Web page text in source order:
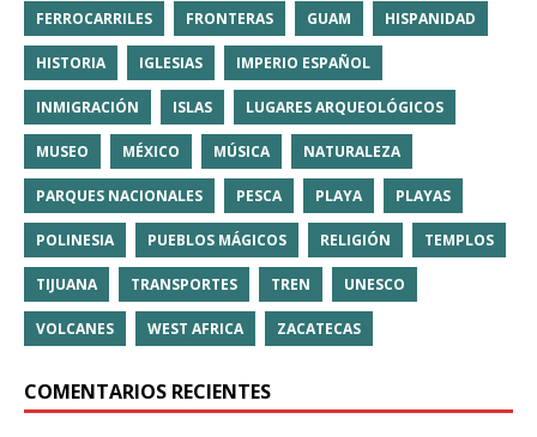
FERROCARRILES FRONTERAS GUAM HISPANIDAD
HISTORIA IGLESIAS IMPERIO ESPAÑOL
INMIGRACIÓN ISLAS LUGARES ARQUEOLÓGICOS
MUSEO MÉXICO MÚSICA NATURALEZA
PARQUES NACIONALES PESCA PLAYA PLAYAS
POLINESIA PUEBLOS MÁGICOS RELIGIÓN TEMPLOS
TIJUANA TRANSPORTES TREN UNESCO
VOLCANES WEST AFRICA ZACATECAS
COMENTARIOS RECIENTES